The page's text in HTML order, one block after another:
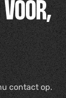
contact op.